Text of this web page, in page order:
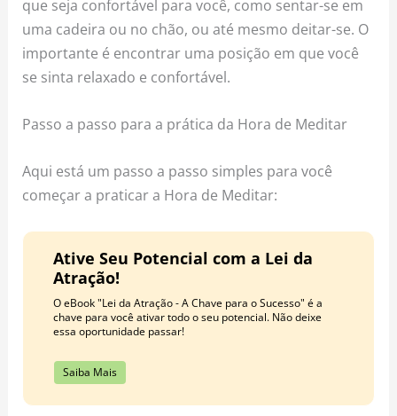
que seja confortável para você, como sentar-se em
uma cadeira ou no chão, ou até mesmo deitar-se. O
importante é encontrar uma posição em que você
se sinta relaxado e confortável.
Passo a passo para a prática da Hora de Meditar
Aqui está um passo a passo simples para você
começar a praticar a Hora de Meditar:
Ative Seu Potencial com a Lei da
Atração!
O eBook "Lei da Atração - A Chave para o Sucesso" é a
chave para você ativar todo o seu potencial. Não deixe
essa oportunidade passar!
Saiba Mais